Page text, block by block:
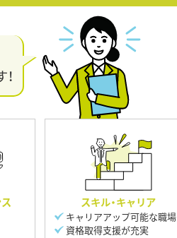
スキル・キャリア
キャリアアップ可能な職場
資格取得支援が充実